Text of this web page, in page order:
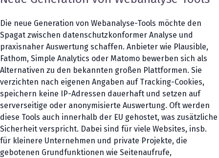
Die neue Generation von Webanalyse-Tools möchte den
Spagat zwischen datenschutzkonformer Analyse und
praxisnaher Auswertung schaffen. Anbieter wie Plausible,
Fathom, Simple Analytics oder Matomo bewerben sich als
Alternativen zu den bekannten großen Plattformen. Sie
verzichten nach eigenen Angaben auf Tracking-Cookies,
speichern keine IP-Adressen dauerhaft und setzen auf
serverseitige oder anonymisierte Auswertung. Oft werden
diese Tools auch innerhalb der EU gehostet, was zusätzliche
Sicherheit verspricht. Dabei sind für viele Websites, insb.
für kleinere Unternehmen und private Projekte, die
gebotenen Grundfunktionen wie Seitenaufrufe,